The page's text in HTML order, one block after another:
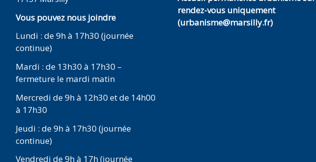
Vous pouvez nous joindre
Lundi : de 9h à 17h30 (journée
continue)
Mardi : de 13h30 à 17h30 –
fermeture le mardi matin
Mercredi de 9h à 12h30 et de 14h00
à 17h30
Jeudi : de 9h à 17h30 (journée
continue)
Vendredi de 9h à 17h (journée
rendez-vous uniquement
(urbanisme@marsilly.fr)